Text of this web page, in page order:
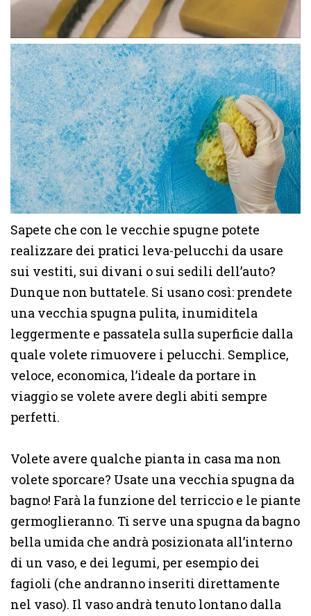
Sapete che con le vecchie spugne potete
realizzare dei pratici leva-pelucchi da usare
sui vestiti, sui divani o sui sedili dell’auto?
Dunque non buttatele. Si usano così: prendete
una vecchia spugna pulita, inumiditela
leggermente e passatela sulla superficie dalla
quale volete rimuovere i pelucchi. Semplice,
veloce, economica, l’ideale da portare in
viaggio se volete avere degli abiti sempre
perfetti.
Volete avere qualche pianta in casa ma non
volete sporcare? Usate una vecchia spugna da
bagno! Farà la funzione del terriccio e le piante
germoglieranno. Ti serve una spugna da bagno
bella umida che andrà posizionata all’interno
di un vaso, e dei legumi, per esempio dei
fagioli (che andranno inseriti direttamente
nel vaso). Il vaso andrà tenuto lontano dalla